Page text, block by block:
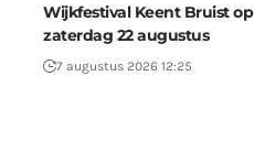
Wijkfestival Keent Bruist op
zaterdag 22 augustus
7 augustus 2026 12:25